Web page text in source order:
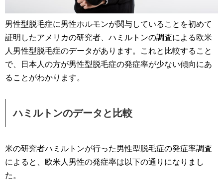
男性型脱毛症に男性ホルモンが関与していることを初めて
証明したアメリカの研究者、ハミルトンの調査による欧米
人男性型脱毛症のデータがあります。これと比較すること
で、日本人の方が男性型脱毛症の発症率が少ない傾向にあ
ることがわかります。
ハミルトンのデータと比較
米の研究者ハミルトンが行った男性型脱毛症の発症率調査
によると、欧米人男性の発症率は以下の通りになりまし
た。